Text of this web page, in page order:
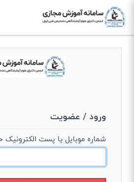
ورود / عضویت
شماره موبایل یا پست الکترونیک